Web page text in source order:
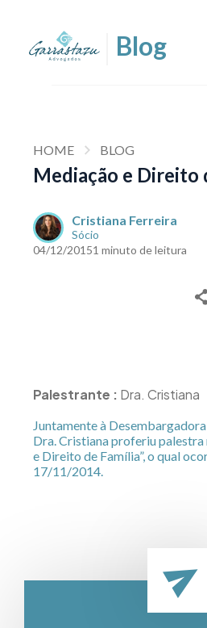
HOME BLOG
Mediação e Direito
Cristiana Ferreira
Sócio
04/12/20151 minuto de leitura
Palestrante : Dra. Cristiana
Juntamente à
Dra. Cristiana proferiu palestra
e Direito de Família”, o qual
17/11/2014.